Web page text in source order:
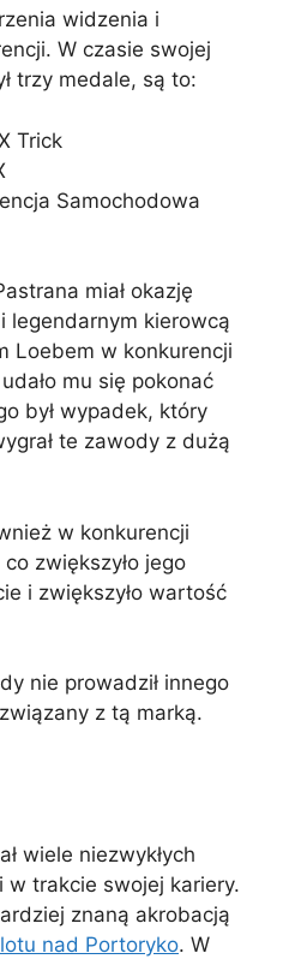
widzenia i
W czasie swojej
trzy medale, są to:
Trick
Samochodowa
miał okazję
legendarnym kierowcą
Loebem w konkurencji
mu się pokonać
był wypadek, który
te zawody z dużą
w konkurencji
zwiększyło jego
i zwiększyło wartość
nie prowadził innego
z tą marką.
wiele niezwykłych
w trakcie swojej kariery.
znaną akrobacją
nad Portoryko. W